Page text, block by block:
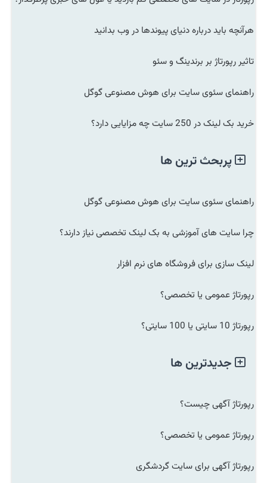
هرآنچه باید درباره دنیای پیوندها در وب بدانید
تاثیر رپورتاژ بر برندینگ و سئو
راهنمای سئوی سایت برای هوش مصنوعی گوگل
خرید بک لینک در 250 سایت چه مزایایی دارد؟
پربحث ترین ها
راهنمای سئوی سایت برای هوش مصنوعی گوگل
چرا سایت های آموزشی به بک لینک تخصصی نیاز دارند؟
لینک سازی برای فروشگاه های نرم افزار
رپورتاژ عمومی یا تخصصی؟
رپورتاژ 10 سایتی یا 100 سایتی؟
جدیدترین ها
رپورتاژ آگهی چیست؟
رپورتاژ عمومی یا تخصصی؟
رپورتاژ آگهی برای سایت گردشگری